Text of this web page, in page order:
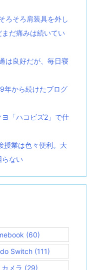
ろそろ肩装具を外し
だ痛みは続いてい
は良好だが、毎日寝
年から続けたブログ
「ハコビズ2」で仕
授業は色々便利。大
らない
(60)
Switch(111)
カメラ (29)